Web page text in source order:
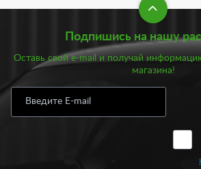
парковка и другие устройства
Автоэлектроника — это уже
автомобиля. Так, видеорегистраторы
фиксации информации, происходящей на
возникновении ДТП и спорных ситуаций
застрахован от аварий, даже, если вы
Поэтому очень важно позаботиться о
Другое важное устройство — радар-
Подпишись на нашу
Оставь свой e-mail и получай
магазина!